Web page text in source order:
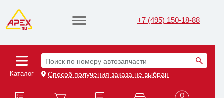
+7 (495) 150-18-88
Каталог
Поиск по номеру автозапчасти
Способ получения заказа не выбран